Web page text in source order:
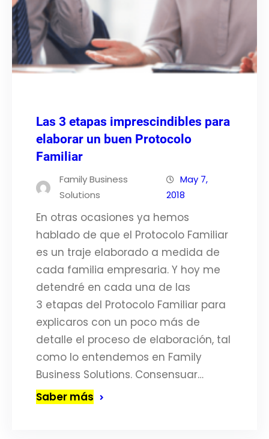
Las 3 etapas imprescindibles para
elaborar un buen Protocolo
Familiar
Family Business
Solutions
May 7,
2018
En otras ocasiones ya hemos
hablado de que el Protocolo Familiar
es un traje elaborado a medida de
cada familia empresaria. Y hoy me
detendré en cada una de las
3 etapas del Protocolo Familiar para
explicaros con un poco más de
detalle el proceso de elaboración, tal
como lo entendemos en Family
Business Solutions. Consensuar…
Saber más